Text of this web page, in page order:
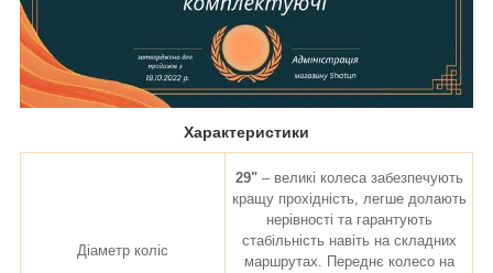
Характеристики
Діаметр коліс
29"– великі колеса забезпечують
кращу прохідність, легше долають
нерівності та гарантують
стабільність навіть на складних
маршрутах. Переднє колесо на